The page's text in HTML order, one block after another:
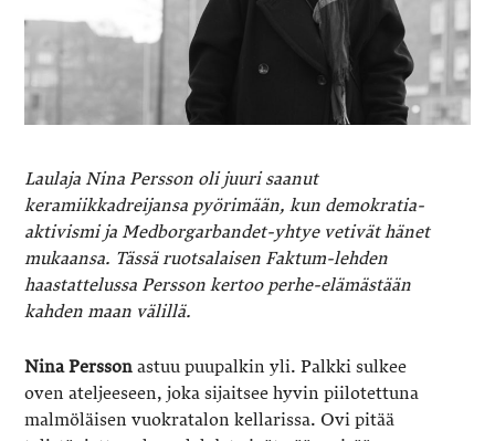
Laulaja Nina Persson oli juuri saanut
keramiikkadreijansa pyörimään, kun demokratia-
aktivismi ja Medborgarbandet-yhtye vetivät hänet
mukaansa. Tässä ruotsalaisen Faktum-lehden
haastattelussa Persson kertoo perhe-elämästään
kahden maan välillä.
Nina Persson astuu puupalkin yli. Palkki sulkee
oven ateljeeseen, joka sijaitsee hyvin piilotettuna
malmöläisen vuokratalon kellarissa. Ovi pitää